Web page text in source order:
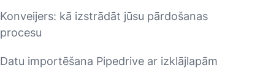
Konveijers: kā izstrādāt jūsu pārdošanas
procesu
Datu importēšana Pipedrive ar izklājlapām